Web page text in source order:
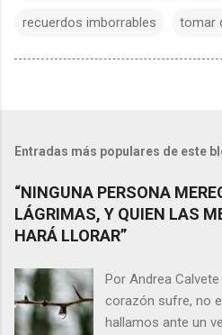
recuerdos imborrables tomar
Entradas más populares de este
“NINGUNA PERSONA
LÁGRIMAS, Y QUIEN LAS
HARÁ LLORAR”
Por Andrea
corazón sufre, no
hallamos ante un